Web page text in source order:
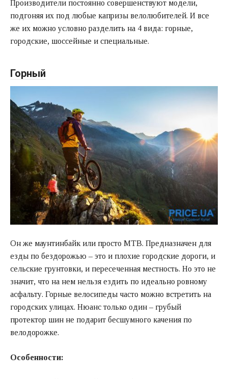
Производители постоянно совершенствуют модели,
подгоняя их под любые капризы велолюбителей. И все
же их можно условно разделить на 4 вида: горные,
городские, шоссейные и специальные.
Горный
Он же маунтинбайк или просто MTB. Предназначен для
езды по бездорожью – это и плохие городские дороги, и
сельские грунтовки, и пересеченная местность. Но это не
значит, что на нем нельзя ездить по идеально ровному
асфальту. Горные велосипеды часто можно встретить на
городских улицах. Нюанс только один – грубый
протектор шин не подарит бесшумного качения по
велодорожке.
Особенности: